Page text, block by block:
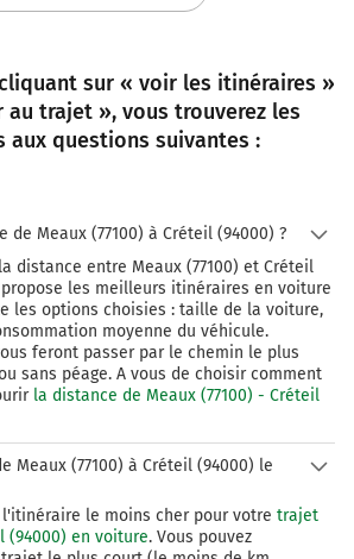
sur « voir les itinéraires »
au trajet », vous trouverez les
aux questions suivantes :
Meaux (77100) à Créteil (94000) ?
distance entre Meaux (77100) et Créteil
propose les meilleurs itinéraires en voiture
les options choisies : taille de la voiture,
moyenne du véhicule.
feront passer par le chemin le plus
sans péage. A vous de choisir comment
la distance de Meaux (77100) - Créteil
Meaux (77100) à Créteil (94000) le
l'itinéraire le moins cher pour votre trajet
(94000) en voiture. Vous pouvez